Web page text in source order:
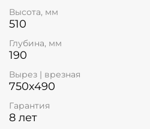
Высота, мм
510
Глубина, мм
190
Вырез | врезная
750x490
Гарантия
8 лет